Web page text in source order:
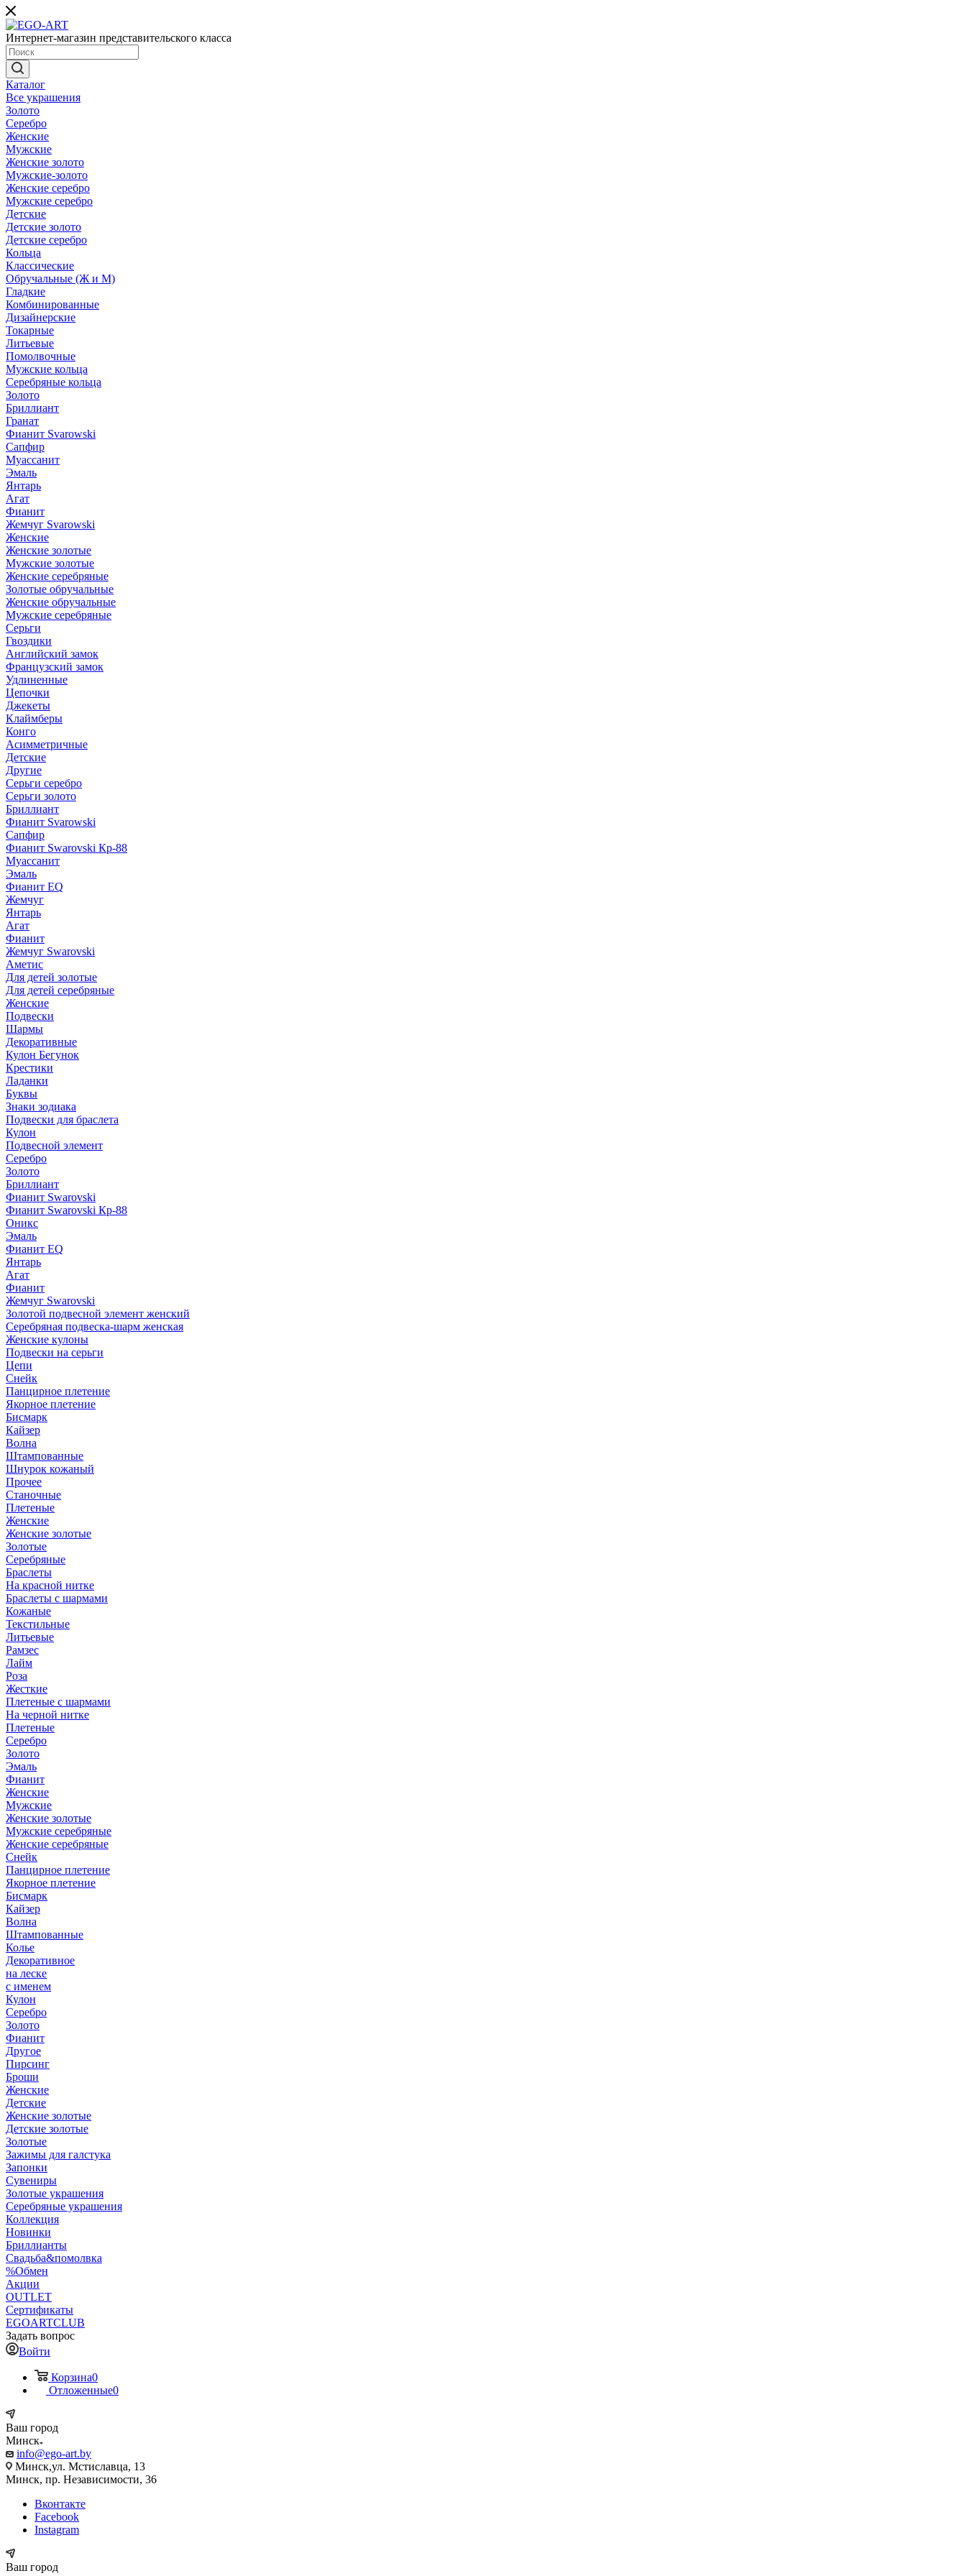
Интернет-магазин представительского класса
Каталог
Все украшения
Золото
Серебро
Женские
Мужские
Женские золото
Мужские-золото
Женские серебро
Мужские серебро
Детские
Детские золото
Детские серебро
Кольца
Классические
Обручальные (Ж и М)
Гладкие
Комбинированные
Дизайнерские
Токарные
Литьевые
Помолвочные
Мужские кольца
Серебряные кольца
Золото
Бриллиант
Гранат
Фианит Svarowski
Сапфир
Муассанит
Эмаль
Янтарь
Агат
Фианит
Жемчуг Svarowski
Женские
Женские золотые
Мужские золотые
Женские серебряные
Золотые обручальные
Женские обручальные
Мужские серебряные
Серьги
Гвоздики
Английский замок
Французский замок
Удлиненные
Цепочки
Джекеты
Клаймберы
Конго
Асимметричные
Детские
Другие
Серьги серебро
Серьги золото
Бриллиант
Фианит Svarowski
Сапфир
Фианит Swarovski Кр-88
Муассанит
Эмаль
Фианит EQ
Жемчуг
Янтарь
Агат
Фианит
Жемчуг Swarovski
Аметис
Для детей золотые
Для детей серебряные
Женские
Подвески
Шармы
Декоративные
Кулон Бегунок
Крестики
Ладанки
Буквы
Знаки зодиака
Подвески для браслета
Кулон
Подвесной элемент
Серебро
Золото
Бриллиант
Фианит Swarovski
Фианит Swarovski Кр-88
Оникс
Эмаль
Фианит EQ
Янтарь
Агат
Фианит
Жемчуг Swarovski
Золотой подвесной элемент женcкий
Серебряная подвеска-шарм женская
Женские кулоны
Подвески на серьги
Цепи
Снейк
Панцирное плетение
Якорное плетение
Бисмарк
Кайзер
Волна
Штампованные
Шнурок кожаный
Прочее
Станочные
Плетеные
Женские
Женские золотые
Золотые
Серебряные
Браслеты
На красной нитке
Браслеты с шармами
Кожаные
Текстильные
Литьевые
Рамзес
Лайм
Роза
Жесткие
Плетеные с шармами
На черной нитке
Плетеные
Серебро
Золото
Эмаль
Фианит
Женские
Мужские
Женские золотые
Мужские серебряные
Женские серебряные
Снейк
Панцирное плетение
Якорное плетение
Бисмарк
Кайзер
Волна
Штампованные
Колье
Декоративное
на леске
с именем
Кулон
Серебро
Золото
Фианит
Другое
Пирсинг
Броши
Женские
Детские
Женские золотые
Детские золотые
Золотые
Зажимы для галстука
Запонки
Сувениры
Золотые украшения
Серебряные украшения
Коллекция
Новинки
Бриллианты
Свадьба&помолвка
%Обмен
Акции
OUTLET
Сертификаты
EGOARTCLUB
Задать вопрос
Войти
Корзина0
Отложенные0
Ваш город
Минск
info@ego-art.by
Минск,ул. Мстиславца, 13
Минск, пр. Независимости, 36
Вконтакте
Facebook
Instagram
Ваш город